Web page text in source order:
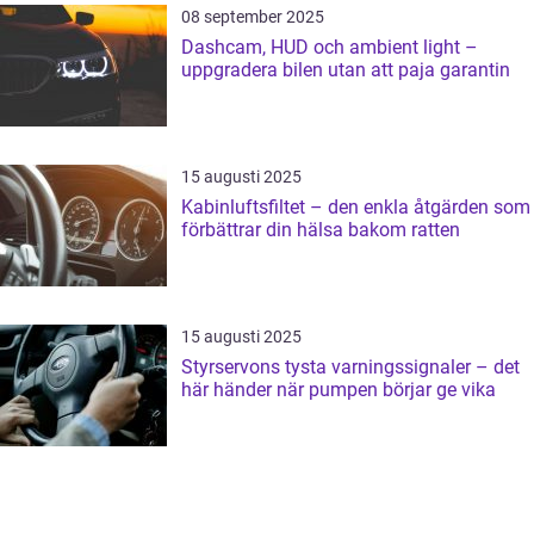
08 september 2025
Dashcam, HUD och ambient light –
uppgradera bilen utan att paja garantin
15 augusti 2025
Kabinluftsfiltet – den enkla åtgärden som
förbättrar din hälsa bakom ratten
15 augusti 2025
Styrservons tysta varningssignaler – det
här händer när pumpen börjar ge vika